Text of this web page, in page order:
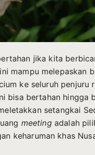
jika kita
mampu melepaskan
ke seluruh penjuru
bisa bertahan hingga
setangkai
meetingadalah
keharuman khas